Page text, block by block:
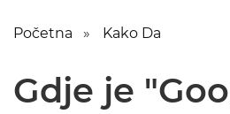
Početna Kako Da
Gdje je